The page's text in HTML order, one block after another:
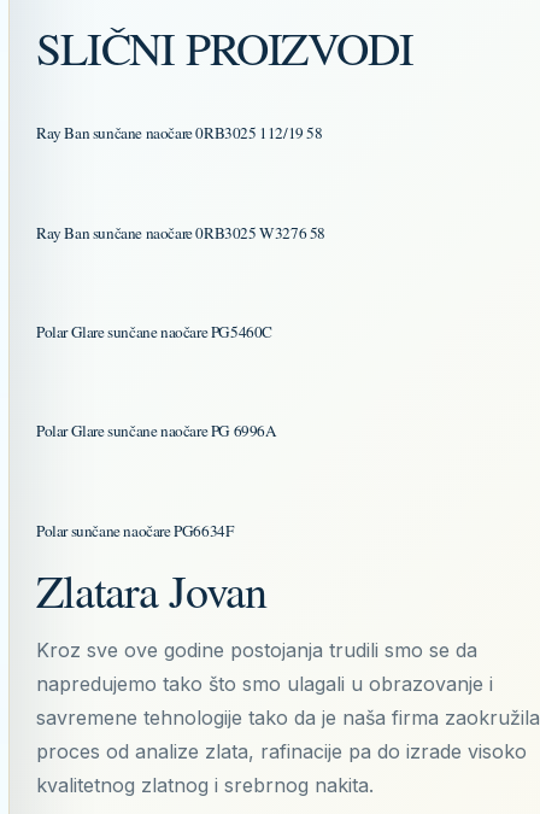
SLIČNI PROIZVODI
Ray Ban sunčane naočare 0RB3025 112/19 58
Ray Ban sunčane naočare 0RB3025 W3276 58
Polar Glare sunčane naočare PG5460C
Polar Glare sunčane naočare PG 6996A
Polar sunčane naočare PG6634F
Zlatara Jovan
Kroz sve ove godine postojanja trudili smo se da
napredujemo tako što smo ulagali u obrazovanje i
savremene tehnologije tako da je naša firma zaokružila
proces od analize zlata, rafinacije pa do izrade visoko
kvalitetnog zlatnog i srebrnog nakita.